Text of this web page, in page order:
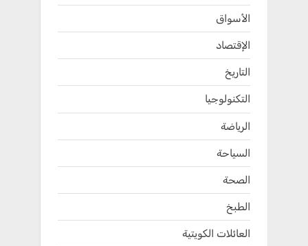
الأسواق
الإقتصاد
التاريخ
التكنولوجيا
الرياضة
السياحة
الصحة
الطبخ
العائلات الكويتية